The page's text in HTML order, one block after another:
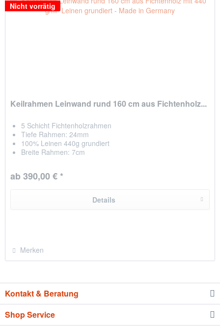
Nicht vorrätig
Keilrahmen Leinwand rund 160 cm aus Fichtenholz...
5 Schicht Fichtenholzrahmen
Tiefe Rahmen: 24mm
100% Leinen 440g grundiert
Breite Rahmen: 7cm
hergestellt in Chemnitz / Deutschland
ab 390,00 € *
Details
Merken
Kontakt & Beratung
Shop Service